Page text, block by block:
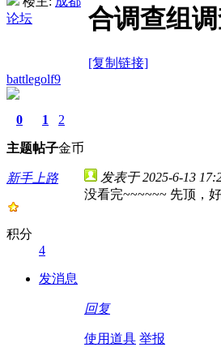
论坛
合调查组
[复制链接]
battlegolf9
0
主题
1
帖子
2
金币
新手上路
积分
4
发消息
发表于 2025-6-13
没看完~~~~~~ 先顶，
回复
使用道具 举报